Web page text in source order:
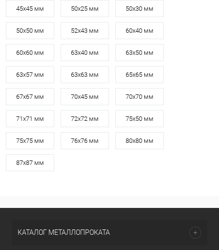
45х45 мм 50х25 мм 50х30 мм
50х50 мм 52х43 мм 60х40 мм
60х60 мм 63х40 мм 63х50 мм
63х57 мм 63х63 мм 65х65 мм
67х67 мм 70х45 мм 70х70 мм
71х71 мм 72х72 мм 75х50 мм
75х75 мм 76х76 мм 80х80 мм
87х87 мм
КАТАЛОГ МЕТАЛЛОПРОКАТА